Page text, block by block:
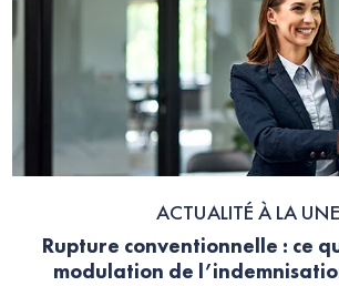
ACTUALITÉ À LA UNE
Rupture conventionnelle : ce
modulation de